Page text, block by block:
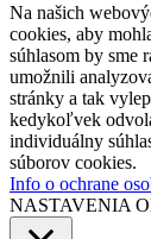
Na našich
cookies, aby
súhlasom by sme
umožnili
stránky a tak
kedykoľvek
individuálny
súborov cookies.
Info o ochrane
NASTAVENIA